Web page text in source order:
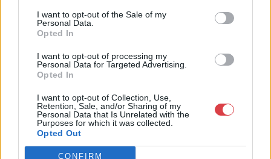
I want to opt-out of the Sale of my
Personal Data.
Opted In
I want to opt-out of processing my
Personal Data for Targeted Advertising.
Opted In
I want to opt-out of Collection, Use,
Retention, Sale, and/or Sharing of my
Personal Data that Is Unrelated with the
Purposes for which it was collected.
Opted Out
CONFIRM
áron, gyorsan találjanak vevőt műtárgyaikra, az eladók pedig
rendszeresen tudják gazdagítani gyűjteményüket változatos
szerda esténként online árverést! Kedd-től péntek-ig 11.00-este
18.00 óráig várjuk szeretettel az érdeklődőket.
GALÉRIA TOVÁBBI MŰTÁRGYAI